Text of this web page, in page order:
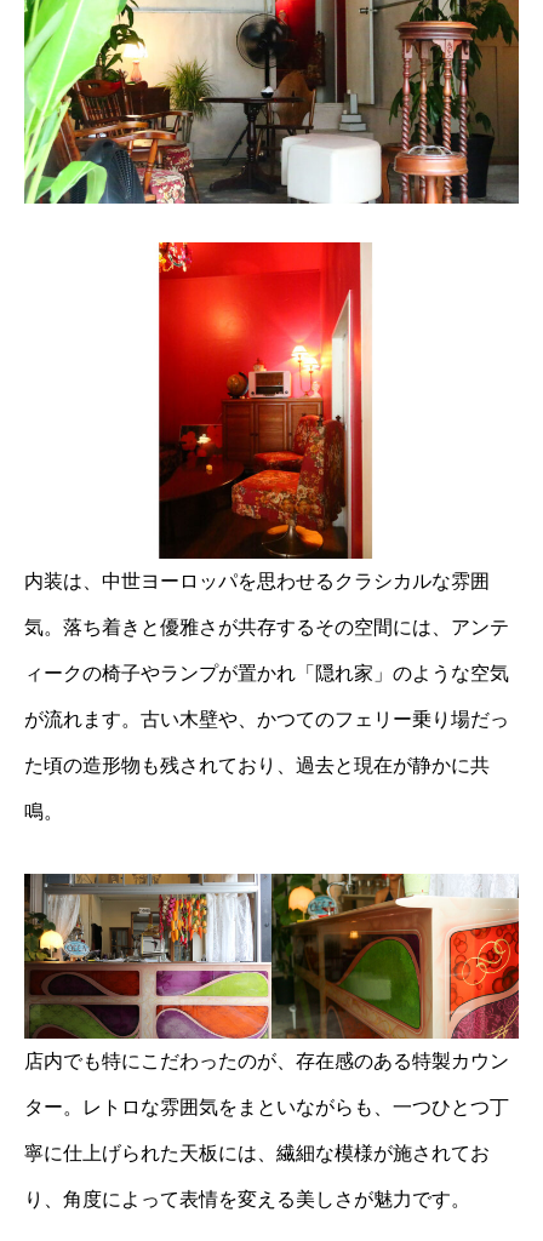
内装は、中世ヨーロッパを思わせるクラシカルな雰囲
気。落ち着きと優雅さが共存するその空間には、アンテ
ィークの椅子やランプが置かれ「隠れ家」のような空気
が流れます。古い木壁や、かつてのフェリー乗り場だっ
た頃の造形物も残されており、過去と現在が静かに共
鳴。
店内でも特にこだわったのが、存在感のある特製カウン
ター。レトロな雰囲気をまといながらも、一つひとつ丁
寧に仕上げられた天板には、繊細な模様が施されてお
り、角度によって表情を変える美しさが魅力です。